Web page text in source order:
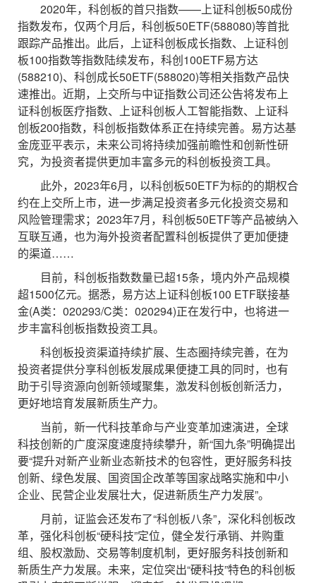
2020年，科创板的首只指数——上证科创板50成份
指数发布，仅两个月后，科创板50ETF(588080)等首批
跟踪产品推出。此后，上证科创板成长指数、上证科创
板100指数等指数陆续发布，科创100ETF易方达
(588210)、科创成长50ETF(588020)等相关指数产品快
速推出。近期，上交所与中证指数公司还公告将发布上
证科创板医疗指数、上证科创板人工智能指数、上证科
创板200指数，科创板指数体系正在持续完善。易方达基
金庞亚平表示，未来公司将持续加强前瞻性和创新性研
究，为投资者提供更加丰富多元的科创板投资工具。
此外，2023年6月，以科创板50ETF为标的的期权合
约在上交所上市，进一步满足投资者多元化投资交易和
风险管理需求；2023年7月，科创板50ETF等产品被纳入
互联互通，也为海外投资者配置科创板提供了更加便捷
的渠道……
目前，科创板指数数量已超15条，境内外产品规模
超1500亿元。据悉，易方达上证科创板100 ETF联接基
金(A类：020293/C类：020294)正在发行中，也将进一
步丰富科创板指数投资工具。
科创板投资渠道持续扩展、生态圈持续完善，在为
投资者提供分享科创板发展成果便捷工具的同时，也有
助于引导资源向创新领域聚集，激发科创板创新活力，
更好地培育发展新质生产力。
当前，新一代科技革命与产业变革加速演进，全球
科技创新的广度深度速度持续攀升，新“国九条”明确提出
要“提升对新产业新业态新技术的包容性，更好服务科技
创新、绿色发展、国资国企改革等国家战略实施和中小
企业、民营企业发展壮大，促进新质生产力发展”。
月前，证监会还发布了“科创板八条”，深化科创板改
革，强化科创板“硬科技”定位，健全发行承销、并购重
组、股权激励、交易等制度机制，更好服务科技创新和
新质生产力发展。未来，定位突出“硬科技”特色的科创板